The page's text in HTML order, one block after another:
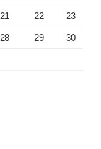
21 22 23
28 29 30